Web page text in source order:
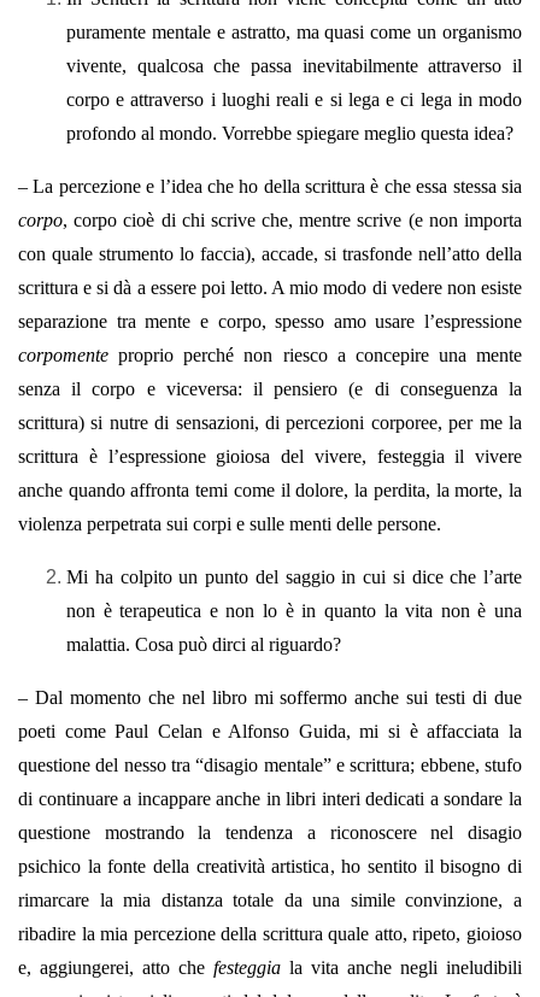
puramente mentale e astratto, ma quasi come un organismo
vivente, qualcosa che passa inevitabilmente attraverso il
corpo e attraverso i luoghi reali e si lega e ci lega in modo
profondo al mondo. Vorrebbe spiegare meglio questa idea?
– La percezione e l’idea che ho della scrittura è che essa stessa sia
corpo, corpo cioè di chi scrive che, mentre scrive (e non importa
con quale strumento lo faccia), accade, si trasfonde nell’atto della
scrittura e si dà a essere poi letto. A mio modo di vedere non esiste
separazione tra mente e corpo, spesso amo usare l’espressione
corpomenteproprio perché non riesco a concepire una mente
senza il corpo e viceversa: il pensiero (e di conseguenza la
scrittura) si nutre di sensazioni, di percezioni corporee, per me la
scrittura è l’espressione gioiosa del vivere, festeggia il vivere
anche quando affronta temi come il dolore, la perdita, la morte, la
violenza perpetrata sui corpi e sulle menti delle persone.
Mi ha colpito un punto del saggio in cui si dice che l’arte
non è terapeutica e non lo è in quanto la vita non è una
malattia. Cosa può dirci al riguardo?
– Dal momento che nel libro mi soffermo anche sui testi di due
poeti come Paul Celan e Alfonso Guida, mi si è affacciata la
questione del nesso tra “disagio mentale” e scrittura; ebbene, stufo
di continuare a incappare anche in libri interi dedicati a sondare la
questione mostrando la tendenza a riconoscere nel disagio
psichico la fonte della creatività artistica, ho sentito il bisogno di
rimarcare la mia distanza totale da una simile convinzione, a
ribadire la mia percezione della scrittura quale atto, ripeto, gioioso
e, aggiungerei, atto che festeggia la vita anche negli ineludibili